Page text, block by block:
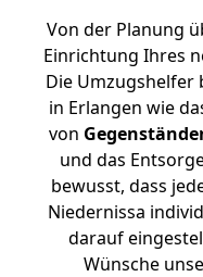
Von der Planung
Einrichtung Ihres
Die Umzugshelfer
in Erlangen wie
von
und das
bewusst, dass
Niedernissa
darauf
Wünsche